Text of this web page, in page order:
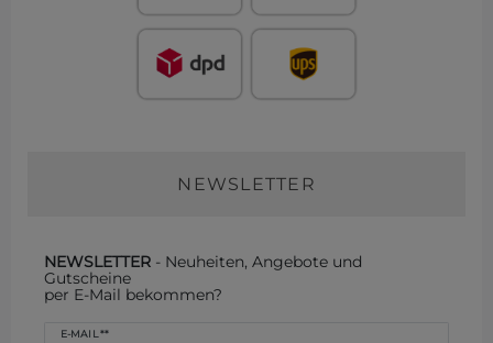
NEWSLETTER
NEWSLETTER - Neuheiten, Angebote und
Gutscheine
per E-Mail bekommen?
E-MAIL **
Newsletter